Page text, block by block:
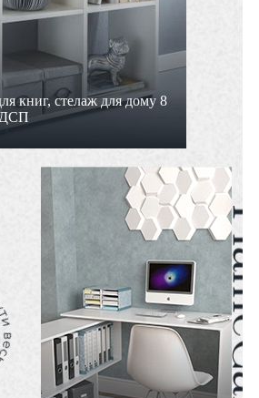
книг, стелаж для дому 8
ДСП